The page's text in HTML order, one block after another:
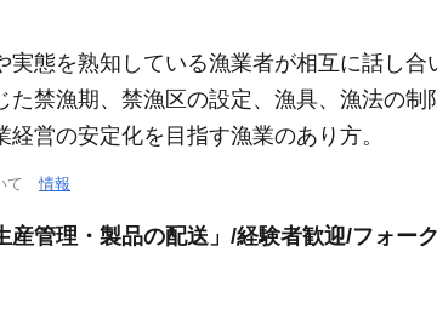
態を熟知している漁業者が相互に話し
禁漁期、禁漁区の設定、漁具、漁法の
営の安定化を目指す漁業のあり方。
いて情報
管理・製品の配送」/経験者歓迎/フォー